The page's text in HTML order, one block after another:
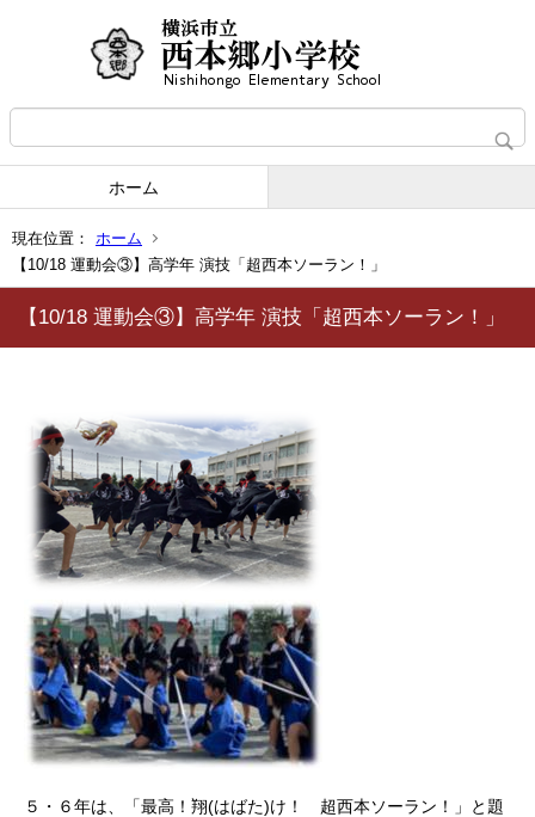
ホーム
現在位置：
ホーム
【10/18 運動会③】高学年 演技「超西本ソーラン！」
【10/18 運動会③】高学年 演技「超西本ソーラン！」
５・６年は、「最高！翔(はばた)け！ 超西本ソーラン！」と題